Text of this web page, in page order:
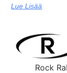
Lue Lisää
Rock